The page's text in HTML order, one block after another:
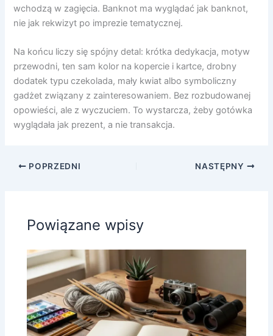
wchodzą w zagięcia. Banknot ma wyglądać jak banknot,
nie jak rekwizyt po imprezie tematycznej.
Na końcu liczy się spójny detal: krótka dedykacja, motyw
przewodni, ten sam kolor na kopercie i kartce, drobny
dodatek typu czekolada, mały kwiat albo symboliczny
gadżet związany z zainteresowaniem. Bez rozbudowanej
opowieści, ale z wyczuciem. To wystarcza, żeby gotówka
wyglądała jak prezent, a nie transakcja.
POPRZEDNI NASTĘPNY
Powiązane wpisy